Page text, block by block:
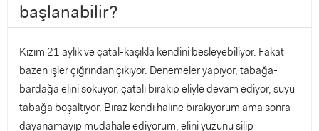
başlanabilir?
Kızım 21 aylık ve çatal-kaşıkla kendini besleyebiliyor. Fakat
bazen işler çığrından çıkıyor. Denemeler yapıyor, tabağa-
bardağa elini sokuyor, çatalı bırakıp eliyle devam ediyor, suyu
tabağa boşaltıyor. Biraz kendi haline bırakıyorum ama sonra
dayanamayıp müdahale ediyorum, elini yüzünü silip